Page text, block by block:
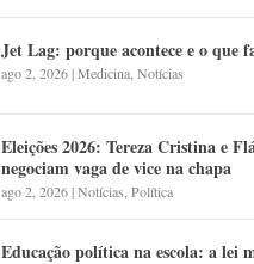
Jet Lag: porque acontece e o que
ago 2, 2026|Medicina ,Notícias
Eleições 2026: Tereza Cristina e
negociam vaga de vice na chapa
ago 2, 2026|Notícias ,Política
Educação política na escola: a lei